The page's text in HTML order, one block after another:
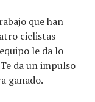
que han
ciclistas
le da lo
da un impulso
ganado.